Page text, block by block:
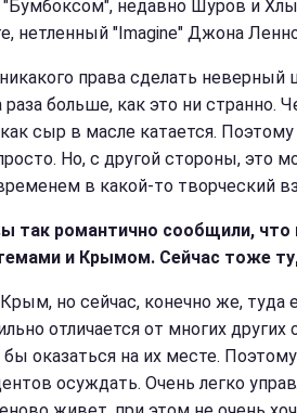
недавно Шуров и
нетленный "Imagine" Джона
права сделать неверный
больше, как это ни странно.
сыр в масле катается. Поэтому
Но, с другой стороны, это
в какой-то творческий
так романтично сообщили,
и Крымом. Сейчас тоже
но сейчас, конечно же, туда
отличается от многих других
оказаться на их месте.
осуждать. Очень легко